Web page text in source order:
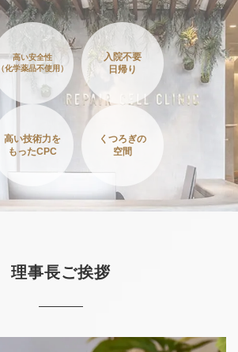
高い安全性
（化学薬品不使用）
入院不要
日帰り
高い技術力を
もったCPC
くつろぎの
空間
理事長ご挨拶